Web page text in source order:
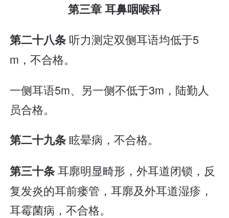
第三章 耳鼻咽喉科
第二十八条 听力测定双侧耳语均低于5
m，不合格。
一侧耳语5m、另一侧不低于3m，陆勤人
员合格。
第二十九条 眩晕病，不合格。
第三十条耳廓明显畸形，外耳道闭锁，反
复发炎的耳前瘘管，耳廓及外耳道湿疹，
耳霉菌病，不合格。